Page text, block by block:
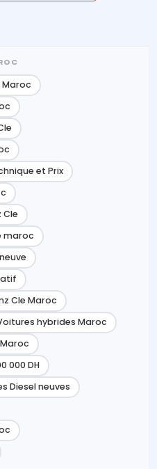
Maroc
et Prix
Cle
maroc
Cle Maroc
hybrides Maroc
000 DH
Diesel neuves